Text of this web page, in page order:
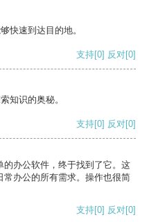
快速到达目的地。
支持[0] 反对[0]
知识的奥秘。
支持[0] 反对[0]
办公软件，终于找到了它。这
办公的所有需求。操作也很简
支持[0] 反对[0]